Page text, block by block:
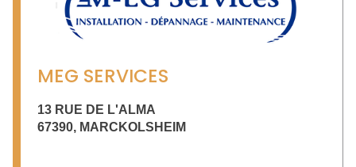
MEG SERVICES
13 RUE DE L'ALMA
67390, MARCKOLSHEIM